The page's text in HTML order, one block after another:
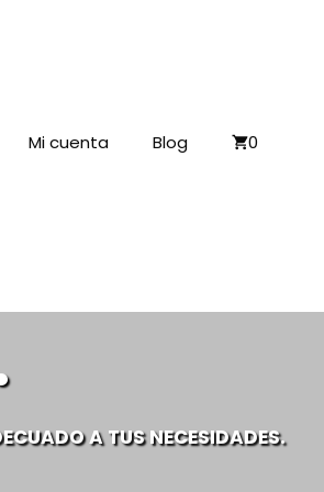
Mi cuenta Blog 0
A TUS NECESIDADES.